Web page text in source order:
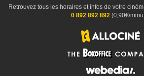
Retrouvez tous les horaires et infos de votre
0 892 892 892 (0,90€/